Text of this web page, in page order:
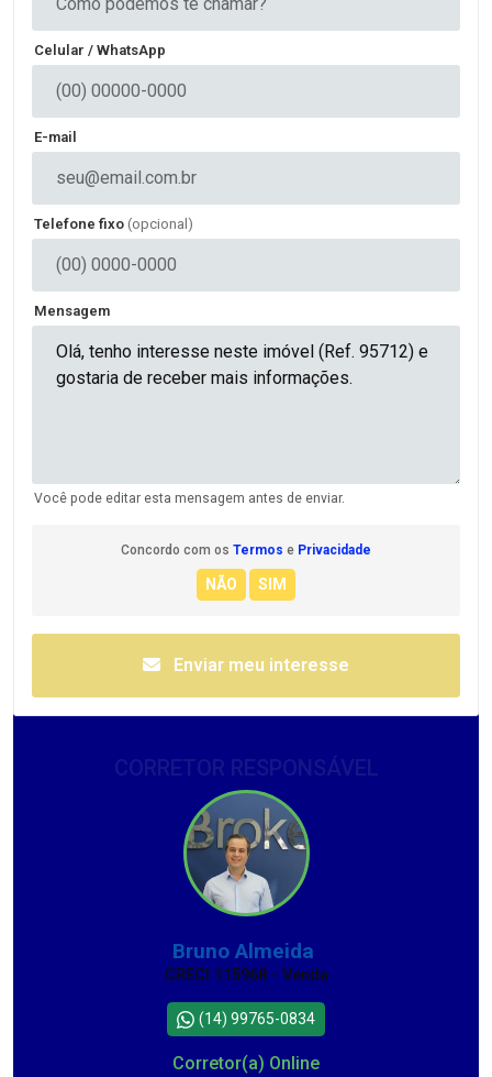
Celular / WhatsApp
E-mail
Telefone fixo (opcional)
Mensagem
Você pode editar esta mensagem antes de enviar.
Concordo com os Termos e Privacidade
Enviar meu interesse
Bruno Almeida
CRECI 115968 - Venda
(14) 99765-0834
Corretor(a) Online